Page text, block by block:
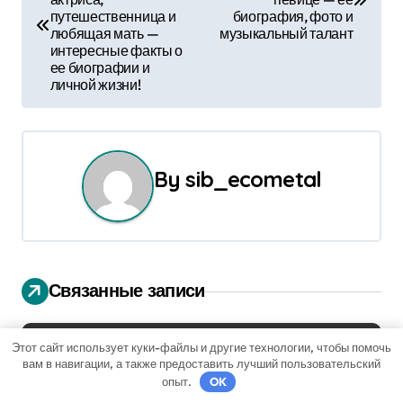
в
г
а
п
о
з
путешественница и
любящая мать —
интересные факты о
ее биографии и
личной жизни!
биография, фото и
музыкальный талант
Bysib_ecometal
Связанные записи
Uncategorised
Этот сайт использует куки-файлы и другие технологии, чтобы помочь
вам в навигации, а также предоставить лучший пользовательский
опыт.
OK